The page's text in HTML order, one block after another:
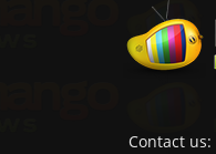
Contact us: